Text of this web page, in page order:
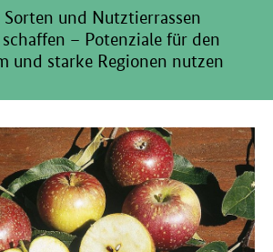
und Nutztierrassen
– Potenziale für den
und starke Regionen nutzen